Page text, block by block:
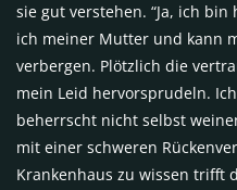
sie gut verstehen. “Ja, ich
ich meiner Mutter und kann
verbergen. Plötzlich die
mein Leid hervorsprudeln.
beherrscht nicht selbst
mit einer schweren
Krankenhaus zu wissen trifft